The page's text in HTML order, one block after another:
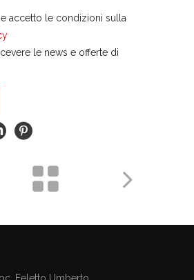
accetto le condizioni sulla
le news e offerte di